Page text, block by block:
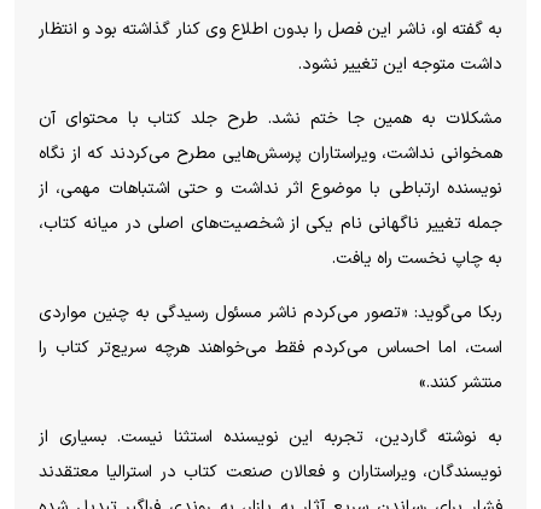
به گفته او، ناشر این فصل را بدون اطلاع وی کنار گذاشته بود و انتظار
داشت متوجه این تغییر نشود.
مشکلات به همین جا ختم نشد. طرح جلد کتاب با محتوای آن
همخوانی نداشت، ویراستاران پرسش‌هایی مطرح می‌کردند که از نگاه
نویسنده ارتباطی با موضوع اثر نداشت و حتی اشتباهات مهمی، از
جمله تغییر ناگهانی نام یکی از شخصیت‌های اصلی در میانه کتاب،
به چاپ نخست راه یافت.
ربکا می‌گوید: «تصور می‌کردم ناشر مسئول رسیدگی به چنین مواردی
است، اما احساس می‌کردم فقط می‌خواهند هرچه سریع‌تر کتاب را
منتشر کنند.»
به نوشته گاردین، تجربه این نویسنده استثنا نیست. بسیاری از
نویسندگان، ویراستاران و فعالان صنعت کتاب در استرالیا معتقدند